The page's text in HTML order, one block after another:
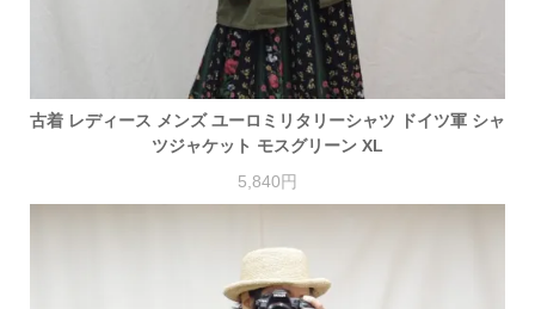
古着 レディース メンズ ユーロミリタリーシャツ ドイツ軍 シャ
ツジャケット モスグリーン XL
5,840円